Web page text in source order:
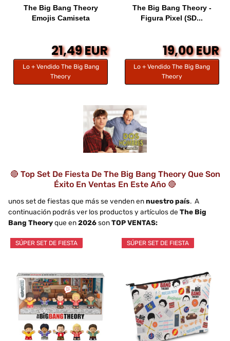
The Big Bang Theory
Emojis Camiseta
21,49 EUR
Lo + Vendido The Big Bang
Theory
The Big Bang Theory -
Figura Pixel (SD...
19,00 EUR
Lo + Vendido The Big Bang
Theory
🔴 Top Set De Fiesta De The Big Bang Theory Que Son
Éxito En Ventas En Este Año 🔴
unos set de fiestas que más se venden ennuestro país. A
continuación podrás ver los productos y artículos de The Big
Bang Theoryque en2026sonTOP VENTAS:
SÚPER SET DE FIESTA SÚPER SET DE FIESTA